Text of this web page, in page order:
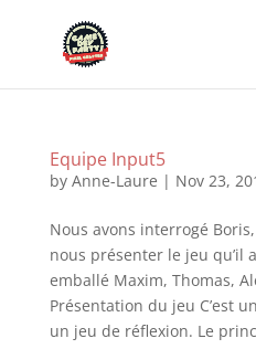
Equipe Input5
by Anne-Laure | Nov 23,
Nous avons interrogé
nous présenter le jeu qu’il
emballé Maxim, Thomas,
Présentation du jeu C’est
un jeu de réflexion. Le